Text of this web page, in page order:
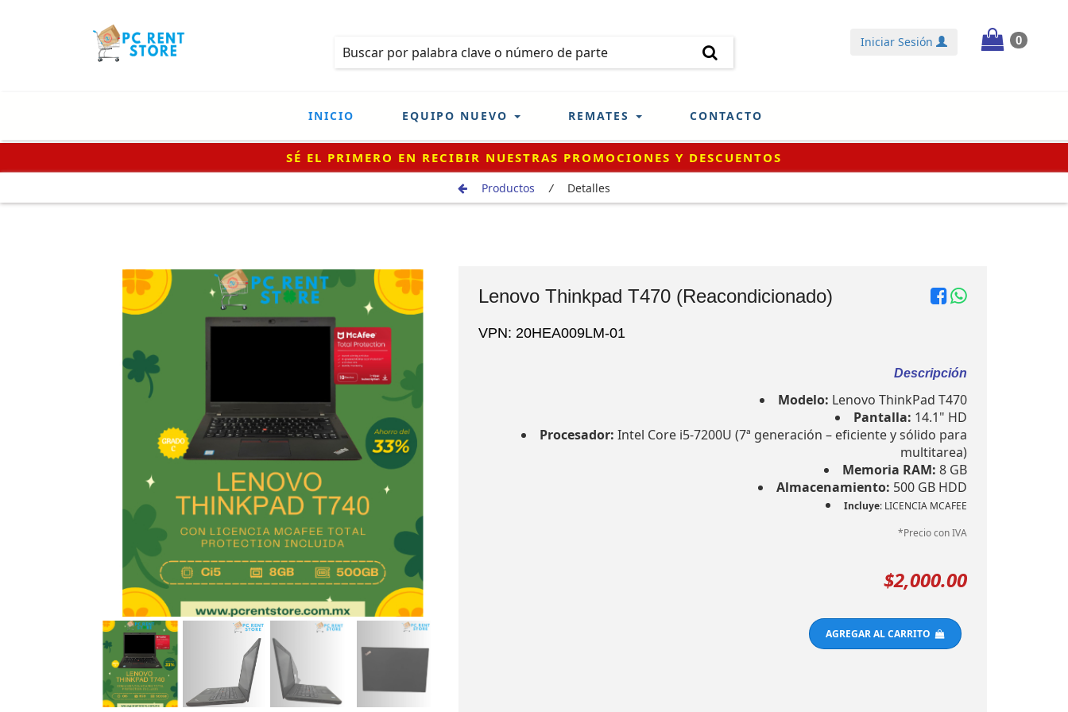
Iniciar Sesión 0
INICIO EQUIPO NUEVO REMATES CONTACTO
¡REGÍSTRATE!
Productos / Detalles
Lenovo Thinkpad T470 (Reacondicionado)
VPN: 20HEA009LM-01
Descripción
Modelo: Lenovo ThinkPad T470
Pantalla: 14.1" HD
Procesador: Intel Core i5-7200U (7ª generación – eficiente y sólido para
multitarea)
Memoria RAM: 8 GB
Almacenamiento: 500 GB HDD
Incluye: LICENCIA MCAFEE
*Precio con IVA
$2,000.00
AGREGAR AL CARRITO